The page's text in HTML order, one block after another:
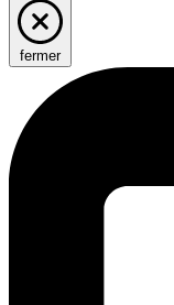
fermer